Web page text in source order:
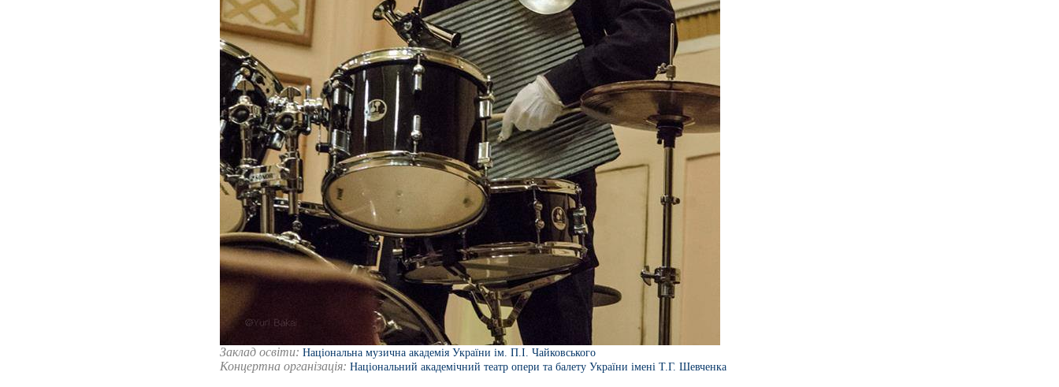
Заклад освіти: Національна музична академія України ім. П.І. Чайковського
Концертна організація: Національний академічний театр опери та балету України імені Т.Г. Шевченка